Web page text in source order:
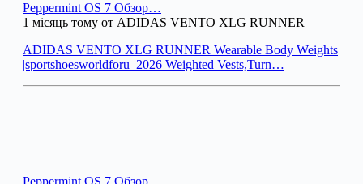
Peppermint OS 7 Обзор…
1 місяць тому от ADIDAS VENTO XLG RUNNER
ADIDAS VENTO XLG RUNNER Wearable Body Weights
|sportshoesworldforu_2026 Weighted Vests,Turn…